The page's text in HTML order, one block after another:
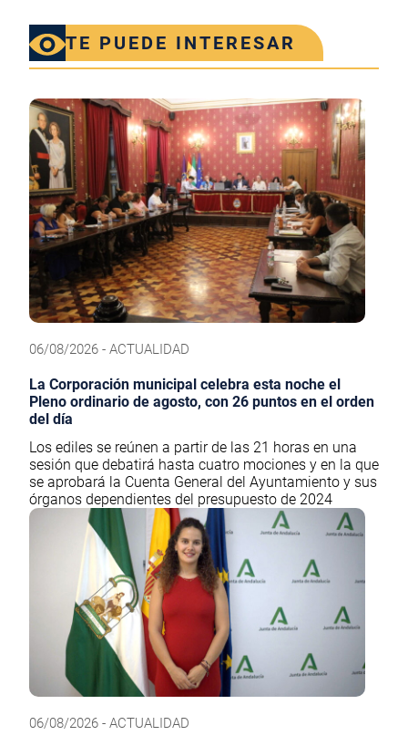
TE PUEDE INTERESAR
06/08/2026 - ACTUALIDAD
La Corporación municipal celebra esta noche el
Pleno ordinario de agosto, con 26 puntos en el orden
del día
Los ediles se reúnen a partir de las 21 horas en una
sesión que debatirá hasta cuatro mociones y en la que
se aprobará la Cuenta General del Ayuntamiento y sus
órganos dependientes del presupuesto de 2024
06/08/2026 - ACTUALIDAD